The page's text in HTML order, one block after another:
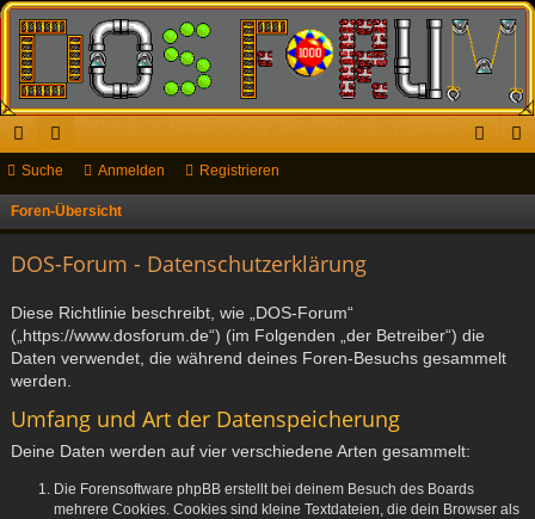
ch
ne
riff
or
en
Suche Anmelden Registrieren
Foren-Übersicht
DOS-Forum - Datenschutzerklärung
Diese Richtlinie beschreibt, wie „DOS-Forum“
(„https://www.dosforum.de“) (im Folgenden „der Betreiber“) die
Daten verwendet, die während deines Foren-Besuchs gesammelt
werden.
Umfang und Art der Datenspeicherung
Deine Daten werden auf vier verschiedene Arten gesammelt:
Die Forensoftware phpBB erstellt bei deinem Besuch des Boards
mehrere Cookies. Cookies sind kleine Textdateien, die dein Browser als